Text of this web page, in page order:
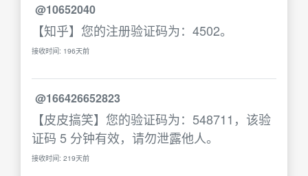
@10652040
【知乎】您的注册验证码为：4502。
接收时间: 196天前
@166426652823
【皮皮搞笑】您的验证码为：548711，该验
证码 5 分钟有效，请勿泄露他人。
接收时间: 219天前